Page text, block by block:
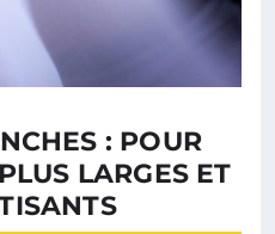
: POUR
LARGES ET